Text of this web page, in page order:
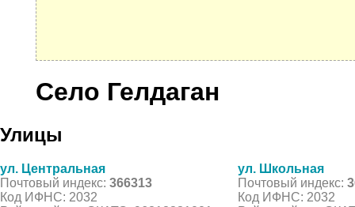
Село Гелдаган
Улицы
ул. Центральная
Почтовый индекс: 366313
Код ИФНС: 2032
ул. Школьная
Почтовый индекс:
Код ИФНС: 2032